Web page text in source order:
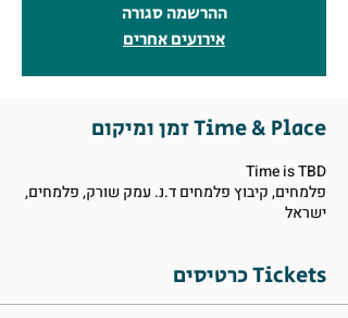
ההרשמה סגורה
אירועים אחרים
זמן ומיקום Time & Place
Time is TBD
פלמחים, קיבוץ פלמחים ד.נ. עמק שורק, פלמחים,
ישראל
כרטיסים Tickets